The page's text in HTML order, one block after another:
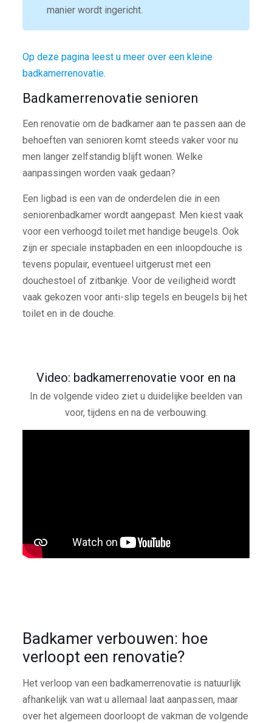
manier wordt ingericht.
Op deze pagina leest u meer over een kleine
badkamerrenovatie.
Badkamerrenovatie senioren
Een renovatie om de badkamer aan te passen aan de
behoeften van senioren komt steeds vaker voor nu
men langer zelfstandig blijft wonen. Welke
aanpassingen worden vaak gedaan?
Een ligbad is een van de onderdelen die in een
seniorenbadkamer wordt aangepast. Men kiest vaak
voor een verhoogd toilet met handige beugels. Ook
zijn er speciale instapbaden en een inloopdouche is
tevens populair, eventueel uitgerust met een
douchestoel of zitbankje. Voor de veiligheid wordt
vaak gekozen voor anti-slip tegels en beugels bij het
toilet en in de douche.
Video: badkamerrenovatie voor en na
In de volgende video ziet u duidelijke beelden van
voor, tijdens en na de verbouwing.
Badkamer verbouwen: hoe
verloopt een renovatie?
Het verloop van een badkamerrenovatie is natuurlijk
afhankelijk van wat u allemaal laat aanpassen, maar
over het algemeen doorloopt de vakman de volgende